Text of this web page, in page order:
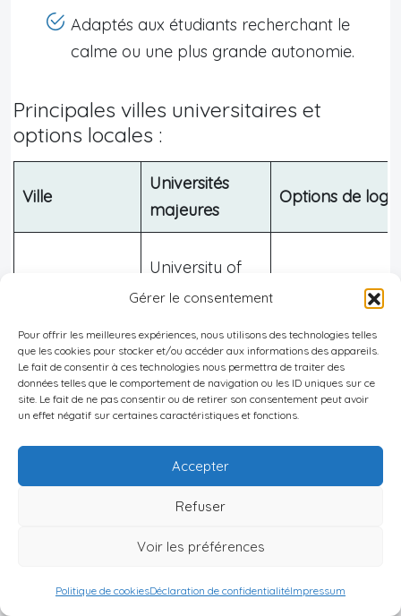
Gérer le consentement
Pour offrir les meilleures expériences, nous utilisons des technologies telles
que les cookies pour stocker et/ou accéder aux informations des appareils.
Le fait de consentir à ces technologies nous permettra de traiter des
données telles que le comportement de navigation ou les ID uniques sur ce
site. Le fait de ne pas consentir ou de retirer son consentement peut avoir
un effet négatif sur certaines caractéristiques et fonctions.
Accepter
Refuser
Voir les préférences
Politique de cookiesDéclaration de confidentialitéImpressum
Adaptés aux étudiants recherchant le
calme ou une plus grande autonomie.
Principales villes universitaires et
options locales :
Ville
Universités
majeures
Options de
Johannesburg
University of
the
UJ
Résidences sur
University of
Cape Town
colocations
Pretoria
University of
Résidences
étudiantes